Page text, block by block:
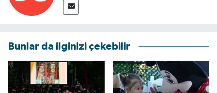
Bunlar da ilginizi çekebilir